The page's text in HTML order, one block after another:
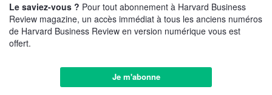
Le saviez-vous ? Pour tout abonnement à Harvard Business
Review magazine, un accès immédiat à tous les anciens numéros
de Harvard Business Review en version numérique vous est
offert.
Je m'abonne